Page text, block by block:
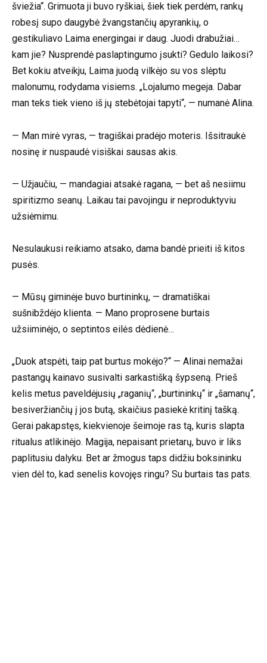
šviežia“. Grimuota ji buvo ryškiai, šiek tiek perdėm, rankų
robesį supo daugybė žvangstančių apyrankių, o
gestikuliavo Laima energingai ir daug. Juodi drabužiai…
kam jie? Nusprendė paslaptingumo įsukti? Gedulo laikosi?
Bet kokiu atveikju, Laima juodą vilkėjo su vos slėptu
malonumu, rodydama visiems. „Lojalumo megeja. Dabar
man teks tiek vieno iš jų stebėtojai tapyti“, — numanė Alina.
— Man mirė vyras, — tragiškai pradėjo moteris. Išsitraukė
nosinę ir nuspaudė visiškai sausas akis.
— Užjaučiu, — mandagiai atsakė ragana, — bet aš nesiimu
spiritizmo seanų. Laikau tai pavojingu ir neproduktyviu
užsiėmimu.
Nesulaukusi reikiamo atsako, dama bandė prieiti iš kitos
pusės.
— Mūsų giminėje buvo burtininkų, — dramatiškai
sušnibždėjo klienta. — Mano proprosene burtais
užsiiminėjo, o septintos eilės dėdienė…
„Duok atspėti, taip pat burtus mokėjo?“ — Alinai nemažai
pastangų kainavo susivalti sarkastišką šypseną. Prieš
kelis metus paveldėjusių „raganių“, „burtininkų“ ir „šamanų“,
besiveržiančių į jos butą, skaičius pasiekė kritinį tašką.
Gerai pakapstęs, kiekvienoje šeimoje ras tą, kuris slapta
ritualus atlikinėjo. Magija, nepaisant prietarų, buvo ir liks
paplitusiu dalyku. Bet ar žmogus taps didžiu boksininku
vien dėl to, kad senelis kovojęs ringu? Su burtais tas pats.